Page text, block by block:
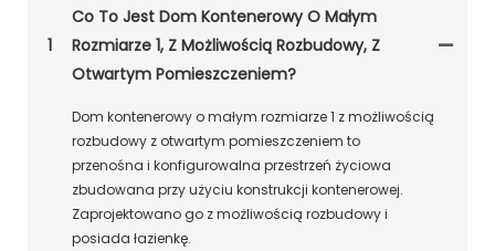
1
Co To Jest Dom Kontenerowy O Małym
Rozmiarze 1, Z Możliwością Rozbudowy, Z
Otwartym Pomieszczeniem?
Dom kontenerowy o małym rozmiarze 1 z możliwością
rozbudowy z otwartym pomieszczeniem to
przenośna i konfigurowalna przestrzeń życiowa
zbudowana przy użyciu konstrukcji kontenerowej.
Zaprojektowano go z możliwością rozbudowy i
posiada łazienkę.